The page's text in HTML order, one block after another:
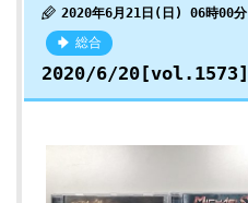
2020年6月21日(日) 06時00分
総合
2020/6/20[vol.1573]